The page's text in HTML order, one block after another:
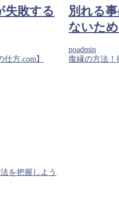
失敗する
方.com】
別れる
ないた
poadmin
復縁の方法！
を把握しよう